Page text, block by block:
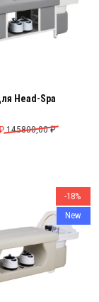
Head-Spa
145800,00₽
цена
130000,00 ₽.
-18%
New